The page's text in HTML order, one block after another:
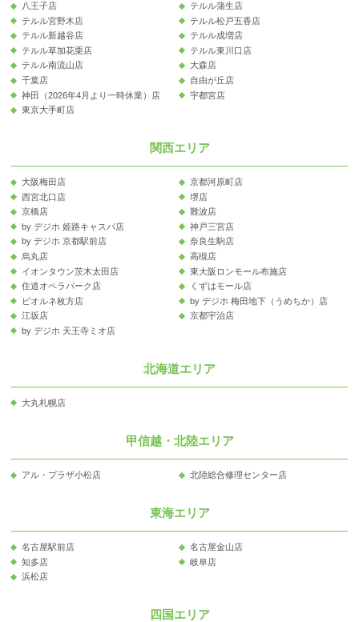
八王子店
テルル蒲生店
テルル宮野木店
テルル松戸五香店
テルル新越谷店
テルル成増店
テルル草加花栗店
テルル東川口店
テルル南流山店
大森店
千葉店
自由が丘店
神田（2026年4月より一時休業）店
宇都宮店
東京大手町店
関西エリア
大阪梅田店
京都河原町店
西宮北口店
堺店
京橋店
難波店
by デジホ 姫路キャスパ店
神戸三宮店
by デジホ 京都駅前店
奈良生駒店
烏丸店
高槻店
イオンタウン茨木太田店
東大阪ロンモール布施店
住道オペラパーク店
くずはモール店
ビオルネ枚方店
by デジホ 梅田地下（うめちか）店
江坂店
京都宇治店
by デジホ 天王寺ミオ店
北海道エリア
大丸札幌店
甲信越・北陸エリア
アル・プラザ小松店 北陸総合修理センター店
東海エリア
名古屋駅前店
名古屋金山店
知多店
岐阜店
浜松店
四国エリア